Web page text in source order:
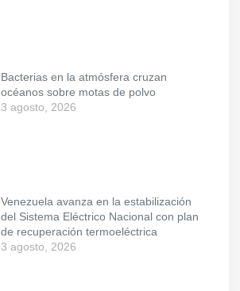
Bacterias en la atmósfera cruzan
océanos sobre motas de polvo
3 agosto, 2026
Venezuela avanza en la estabilización
del Sistema Eléctrico Nacional con plan
de recuperación termoeléctrica
3 agosto, 2026